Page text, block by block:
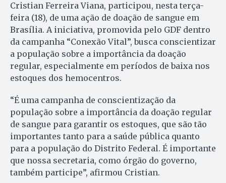
Cristian Ferreira Viana, participou, nesta terça-
feira (18), de uma ação de doação de sangue em
Brasília. A iniciativa, promovida pelo GDF dentro
da campanha “Conexão Vital”, busca conscientizar
a população sobre a importância da doação
regular, especialmente em períodos de baixa nos
estoques dos hemocentros.
“É uma campanha de conscientização da
população sobre a importância da doação regular
de sangue para garantir os estoques, que são tão
importantes tanto para a saúde pública quanto
para a população do Distrito Federal. É importante
que nossa secretaria, como órgão do governo,
também participe”, afirmou Cristian.